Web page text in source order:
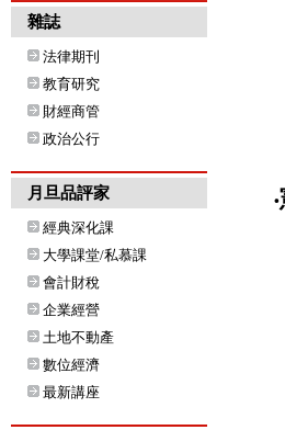
雜誌
法律期刊
教育研究
財經商管
政治公行
月旦品評家
經典深化課
大學課堂/私慕課
會計財稅
企業經營
土地不動產
數位經濟
最新講座